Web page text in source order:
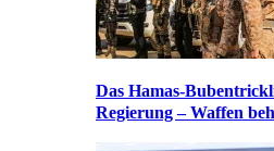
Das Hamas-
Regierung – Waffen